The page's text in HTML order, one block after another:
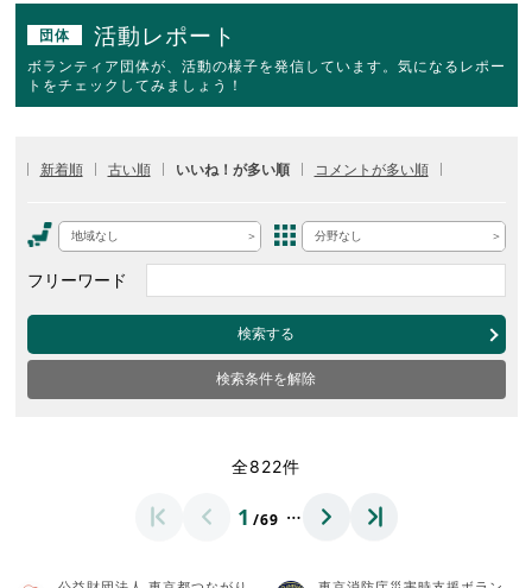
団体 活動レポート
ボランティア団体が、活動の様子を発信しています。気になるレポー
トをチェックしてみましょう！
新着順 古い順 いいね！が多い順 コメントが多い順
地域なし 分野なし
フリーワード
検索する
検索条件を解除
全822件
1 /69 …